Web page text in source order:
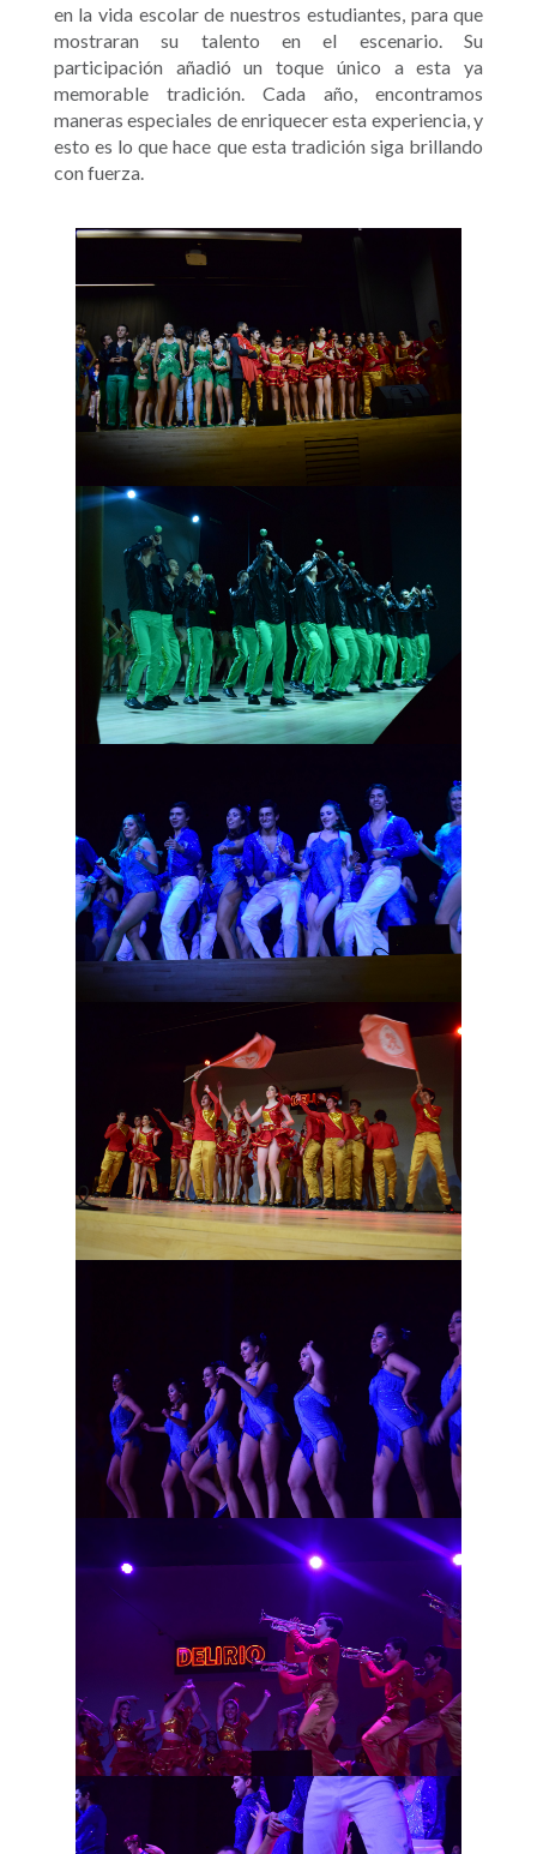
en la vida escolar de nuestros estudiantes, para que
mostraran su talento en el escenario. Su
participación añadió un toque único a esta ya
memorable tradición. Cada año, encontramos
maneras especiales de enriquecer esta experiencia, y
esto es lo que hace que esta tradición siga brillando
con fuerza.